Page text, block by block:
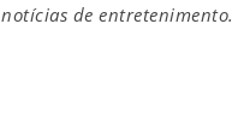
notícias de entretenimento.